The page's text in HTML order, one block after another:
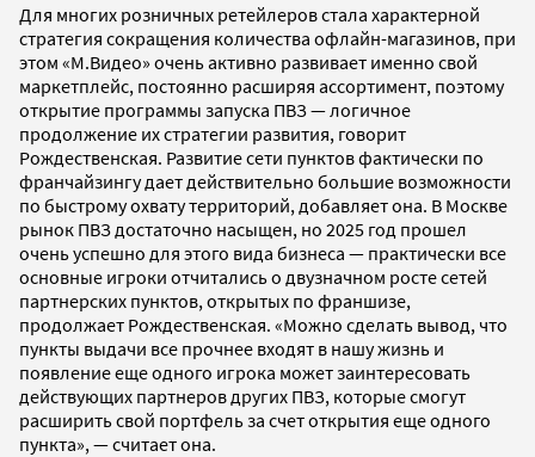
Для многих розничных ретейлеров стала характерной
стратегия сокращения количества офлайн-магазинов, при
этом «М.Видео» очень активно развивает именно свой
маркетплейс, постоянно расширяя ассортимент, поэтому
открытие программы запуска ПВЗ — логичное
продолжение их стратегии развития, говорит
Рождественская. Развитие сети пунктов фактически по
франчайзингу дает действительно большие возможности
по быстрому охвату территорий, добавляет она. В Москве
рынок ПВЗ достаточно насыщен, но 2025 год прошел
очень успешно для этого вида бизнеса — практически все
основные игроки отчитались о двузначном росте сетей
партнерских пунктов, открытых по франшизе,
продолжает Рождественская. «Можно сделать вывод, что
пункты выдачи все прочнее входят в нашу жизнь и
появление еще одного игрока может заинтересовать
действующих партнеров других ПВЗ, которые смогут
расширить свой портфель за счет открытия еще одного
пункта», — считает она.